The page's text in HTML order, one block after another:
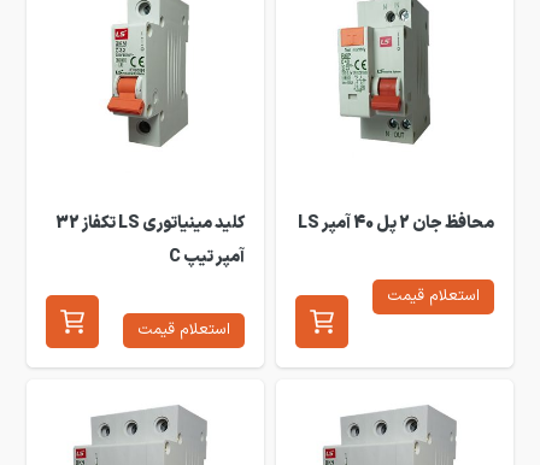
محافظ جان 2 پل 40 آمپر LS
استعلام قیمت
کلید مینیاتوری LS تکفاز 32
آمپر تیپ C
استعلام قیمت